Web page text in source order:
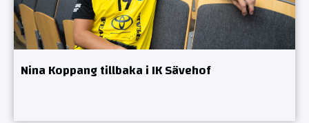
Nina Koppang tillbaka i IK Sävehof